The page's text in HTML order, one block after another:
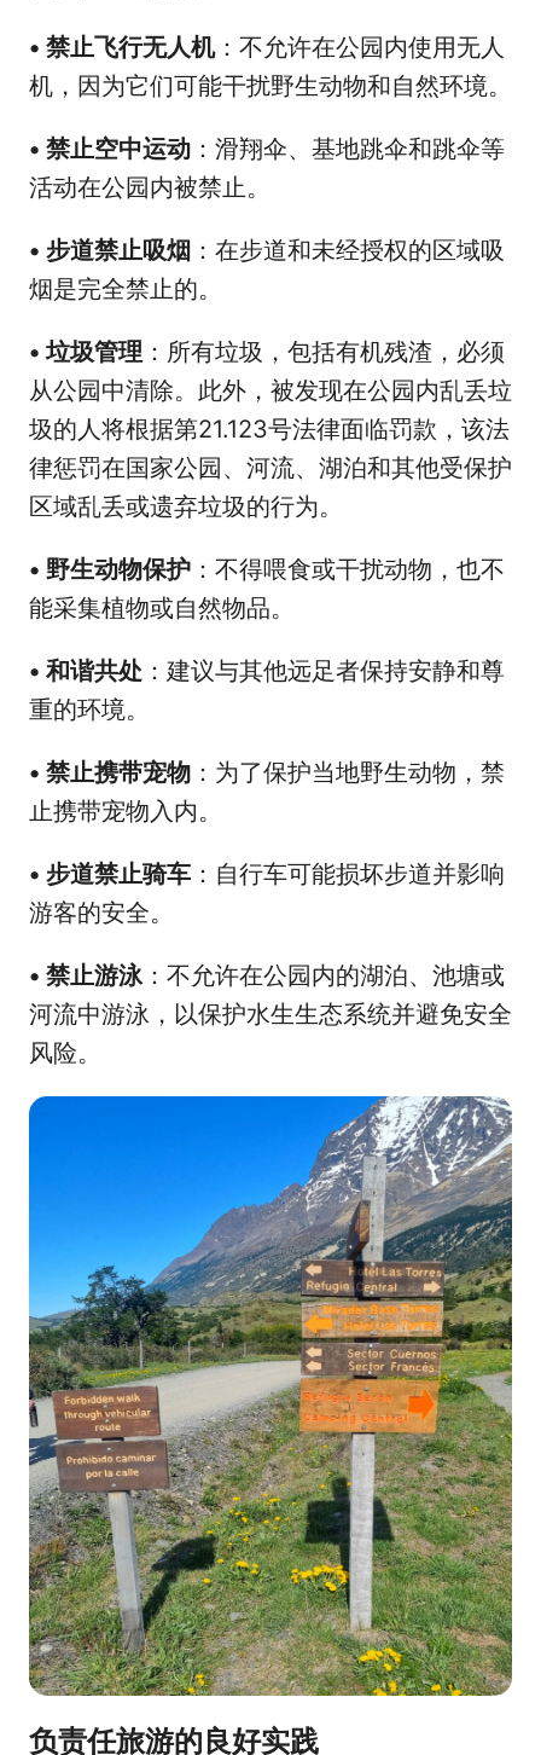
• 禁止飞行无人机：不允许在公园内使用无人
机，因为它们可能干扰野生动物和自然环境。
• 禁止空中运动 ：滑翔伞、基地跳伞和跳伞等
活动在公园内被禁止。
• 步道禁止吸烟 ：在步道和未经授权的区域吸
烟是完全禁止的。
•垃圾管理 ：所有垃圾，包括有机残渣，必须
从公园中清除。此外，被发现在公园内乱丢垃
圾的人将根据第21.123号法律面临罚款，该法
律惩罚在国家公园、河流、湖泊和其他受保护
区域乱丢或遗弃垃圾的行为。
• 野生动物保护 ：不得喂食或干扰动物，也不
能采集植物或自然物品。
• 和谐共处 ：建议与其他远足者保持安静和尊
重的环境。
• 禁止携带宠物 ：为了保护当地野生动物，禁
止携带宠物入内。
• 步道禁止骑车 ：自行车可能损坏步道并影响
游客的安全。
• 禁止游泳 ：不允许在公园内的湖泊、池塘或
河流中游泳，以保护水生生态系统并避免安全
风险。
负责任旅游的良好实践